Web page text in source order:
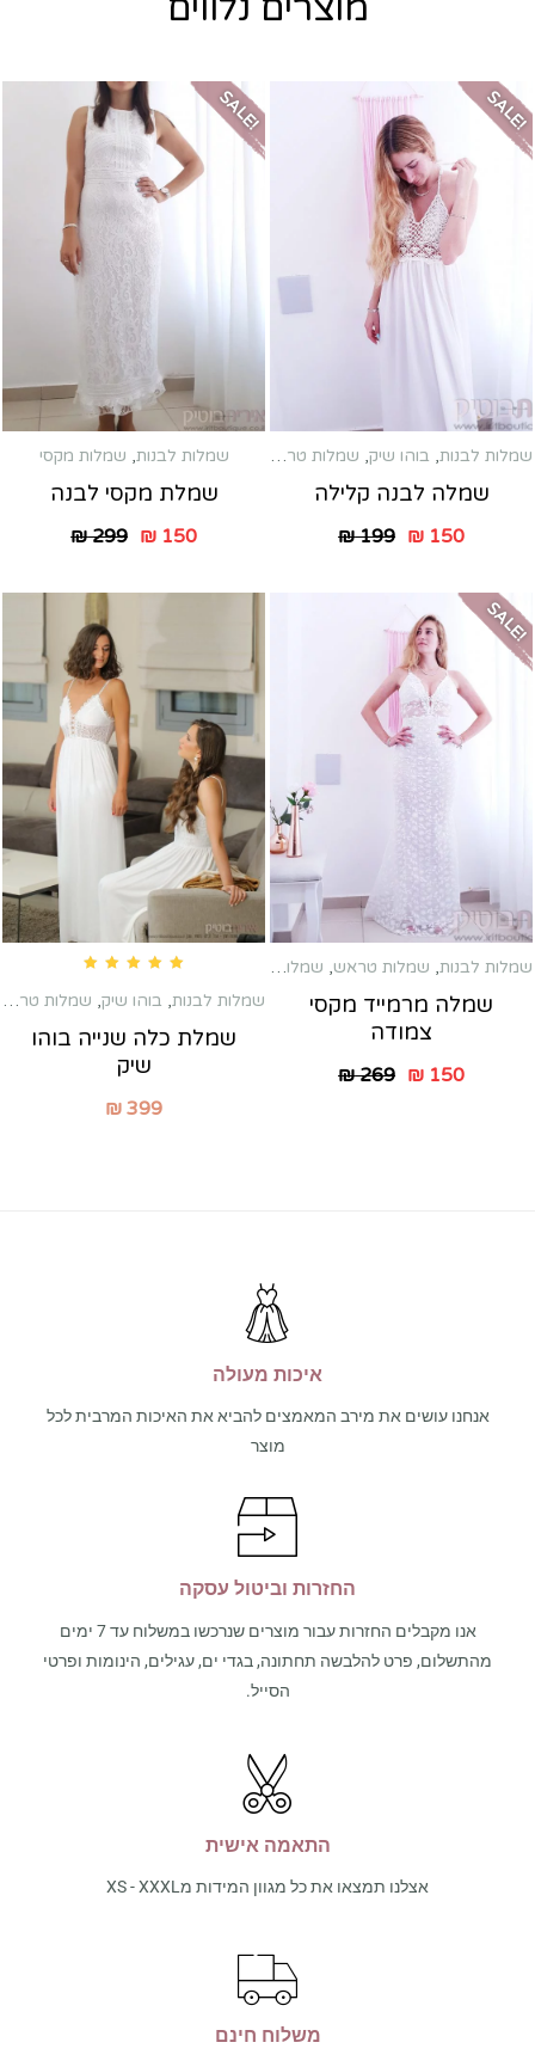
SALE!
שמלות לבנות, בוהו שיק, שמלות טראש שמלות מקסי
שמלה לבנה קלילה
₪199 ₪150
SALE!
שמלות לבנות, שמלות מקסי
שמלת מקסי לבנה
₪299 ₪150
SALE!
שמלות לבנות, שמלות טראש, שמלות מקסי
שמלה מרמייד מקסי
צמודה
₪269 ₪150
שמלות לבנות, בוהו שיק, שמלות טראש
שמלת כלה שנייה בוהו
שיק
₪ 399
איכות מעולה
אנחנו עושים את מירב המאמצים להביא את האיכות המרבית לכל
מוצר
החזרות וביטול עסקה
אנו מקבלים החזרות עבור מוצרים שנרכשו במשלוח עד 7 ימים
מהתשלום, פרט להלבשה תחתונה, בגדי ים, עגילים, הינומות ופרטי
הסייל.
התאמה אישית
אצלנו תמצאו את כל מגוון המידות מXS - XXXL
משלוח חינם